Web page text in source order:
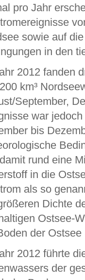
pro Jahr
sowie auf
in den
2012 fanden
km³
September,
war
bis
rund eine
in die
als so
Dichte
Ostsee-
der Ostsee
2012 führte
der